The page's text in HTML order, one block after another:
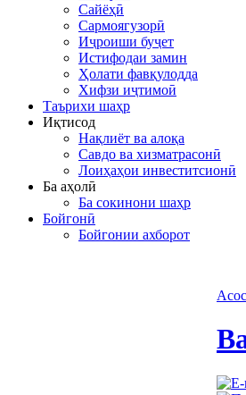
Сайёҳӣ
Сармоягузорӣ
Иҷроиши буҷет
Истифодаи замин
Ҳолати фавқулодда
Хифзи иҷтимоӣ
Таърихи шаҳр
Иқтисод
Нақлиёт ва алоқа
Савдо ва хизматрасонӣ
Лоиҳаҳои инвеститсионӣ
Ба аҳолӣ
Ба сокинони шаҳр
Бойгонӣ
Бойгонии ахборот